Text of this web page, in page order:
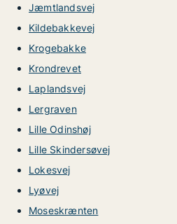
Jæmtlandsvej
Kildebakkevej
Krogebakke
Krondrevet
Laplandsvej
Lergraven
Lille Odinshøj
Lille Skindersøvej
Lokesvej
Lyøvej
Moseskrænten